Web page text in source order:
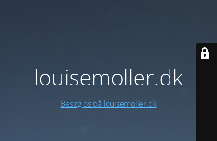
louisemoller.dk
Besøg os på louisemoller.dk